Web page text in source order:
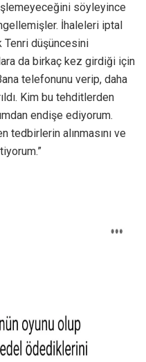
söyleyince
İhaleleri iptal
Tenri düşüncesini
da birkaç kez girdiği için
telefonunu verip, daha
Kim bu tehditlerden
endişe ediyorum.
tedbirlerin alınmasını ve